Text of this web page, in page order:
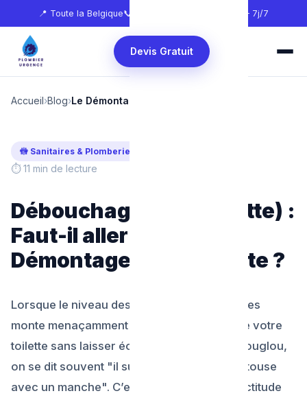
📍 Toute la Belgique📞 🕐 24h/24 — 7j/7
Devis Gratuit
Accueil›Blog›Le Démontage Total des Toilettes
🚻 Sanitaires & Plomberie
⏱ 11 min de lecture
Débouchage WC (Toilette) :
Faut-il aller jusqu'au
Démontage de la cuvette ?
Lorsque le niveau des eaux sombres et usées
monte menaçamment au ras de la lunette de votre
toilette sans laisser échapper le moindre glouglou,
on se dit souvent "il suffit de plonger le ventouse
avec un manche". C’est souvent d'une exactitude